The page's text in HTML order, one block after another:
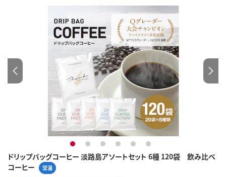
ドリップバッグコーヒー 淡路島アソートセット 6種 120袋 飲み比べ
コーヒー
常温
1 2 3 4 5 6